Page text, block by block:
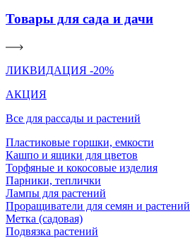
Товары для сада и дачи
ЛИКВИДАЦИЯ -20%
АКЦИЯ
Все для рассады и растений
Пластиковые горшки, емкости
Кашпо и ящики для цветов
Торфяные и кокосовые изделия
Парники, теплички
Лампы для растений
Проращиватели для семян и растений
Метка (садовая)
Подвязка растений